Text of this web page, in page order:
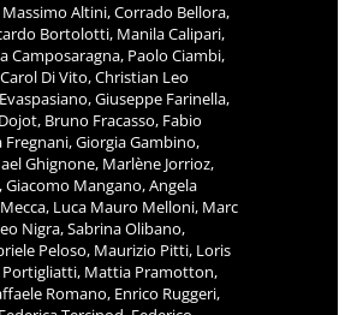
Massimo Altini, Corrado Bellora,
Bortolotti, Manila Calipari,
Camposaragna, Paolo Ciambi,
Di Vito, Christian Leo
Giuseppe Farinella,
Bruno Fracasso, Fabio
Fregnani, Giorgia Gambino,
Ghignone, Marlène Jorrioz,
Giacomo Mangano, Angela
Luca Mauro Melloni, Marc
Nigra, Sabrina Olibano,
Peloso, Maurizio Pitti, Loris
Portigliatti, Mattia Pramotton,
Romano, Enrico Ruggeri,